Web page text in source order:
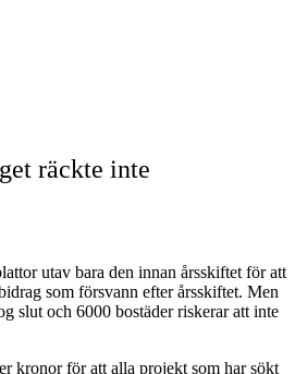
räckte inte
utav bara den innan årsskiftet för att
som försvann efter årsskiftet. Men
slut och 6000 bostäder riskerar att inte
kronor för att alla projekt som har sökt